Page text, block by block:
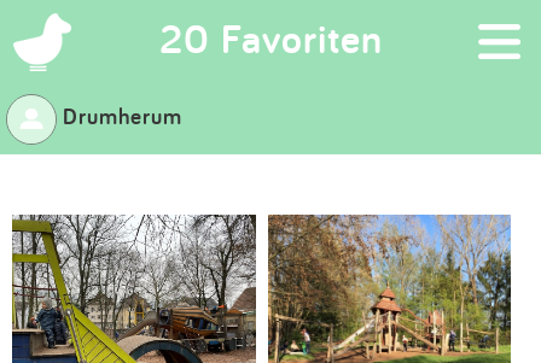
20 Favoriten ×
Suchen
Eintragen
App
Blog
Drumherum